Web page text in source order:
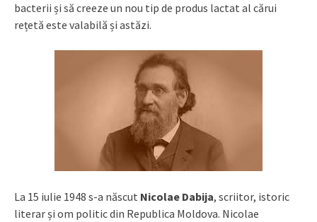
bacterii și să creeze un nou tip de produs lactat al cărui
rețetă este valabilă și astăzi.
La 15 iulie 1948 s-a născut Nicolae Dabija, scriitor, istoric
literar și om politic din Republica Moldova. Nicolae